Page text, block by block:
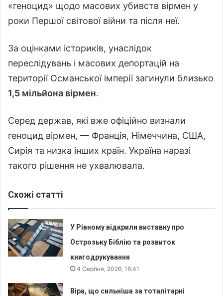
«геноцид» щодо масових убивств вірмен у
роки Першої світової війни та після неї.
За оцінками істориків, унаслідок
переслідувань і масових депортацій на
території Османської імперії загинули близько
1,5 мільйона вірмен.
Серед держав, які вже офіційно визнали
геноцид вірмен, — Франція, Німеччина, США,
Сирія та низка інших країн. Україна наразі
такого рішення не ухвалювала.
Схожі статті
У Рівному відкрили виставку про
Острозьку Біблію та розвиток
книгодрукування
4 Серпня, 2026, 16:41
Віра, що сильніша за тоталітарні